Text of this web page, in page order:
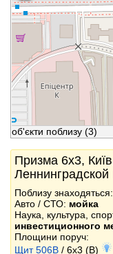
об'єкти поблизу (3)
Призма 6x3,
Леннинградской
Поблизу знаходяться:
Авто / СТО: мойка
Наука, культура,
инвестиционного
Площини поруч:
Щит 506B / 6x3 (B)